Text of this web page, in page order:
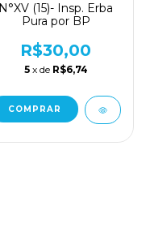
N°XV (15)- Insp. Erba
Pura por BP
R$30,00
5 x de R$6,74
COMPRAR